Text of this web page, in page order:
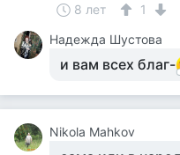
8 лет
1
Надежда Шустова
и вам всех благ-
Nikola Mahkov